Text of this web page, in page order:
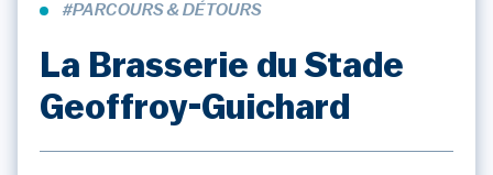
#PARCOURS & DÉTOURS
La Brasserie du Stade
Geoffroy-Guichard